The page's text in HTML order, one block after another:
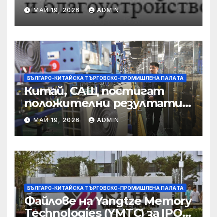
предприятията, ще се
съсредоточи върху
борбата с
корпоративната
престъпност
МАЙ 19, 2026 ADMIN
БЪЛГАРО-КИТАЙСКА ТЪРГОВСКО-ПРОМИШЛЕНА ПАЛAТА
Китай, САЩ постигат
положителни резултати в
икономическите и
търговски консултации:
министерство
МАЙ 19, 2026 ADMIN
БЪЛГАРО-КИТАЙСКА ТЪРГОВСКО-ПРОМИШЛЕНА ПАЛAТА
Файлове на Yangtze Memory
Technologies (YMTC) за IPO